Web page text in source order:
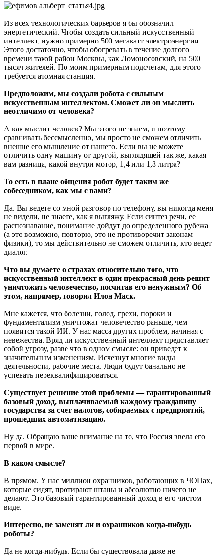
Из всех технологических барьеров я бы обозначил
энергетический. Чтобы создать сильный искусственный
интеллект, нужно примерно 500 мегаватт электроэнергии.
Этого достаточно, чтобы обогревать в течение долгого
времени такой район Москвы, как Ломоносовский, на 500
тысяч жителей. По моим примерным подсчетам, для этого
требуется атомная станция.
Предположим, мы создали робота с сильным
искусственным интеллектом. Сможет ли он мыслить
неотличимо от человека?
А как мыслит человек? Мы этого не знаем, и поэтому
сравнивать бессмысленно, мы просто не сможем отличить
внешне его мышление от нашего. Если вы не можете
отличить одну машину от другой, выглядящей так же, какая
вам разница, какой внутри мотор, 1,4 или 1,8 литра?
То есть в плане общения робот будет таким же
собеседником, как мы с вами?
Да. Вы ведете со мной разговор по телефону, вы никогда меня
не видели, не знаете, как я выгляжу. Если синтез речи, ее
распознавание, понимание дойдут до определенного рубежа
(а это возможно, повторю, это не противоречит законам
физики), то мы действительно не сможем отличить, кто ведет
диалог.
Что вы думаете о страхах относительно того, что
искусственный интеллект в один прекрасный день решит
уничтожить человечество, посчитав его ненужным? Об
этом, например, говорил Илон Маск.
Мне кажется, что болезни, голод, грехи, пороки и
фундаментализм уничтожат человечество раньше, чем
появится такой ИИ. У нас масса других проблем, начиная с
невежества. Вряд ли искусственный интеллект представляет
собой угрозу, разве что в одном смысле: он приведет к
значительным изменениям. Исчезнут многие виды
деятельности, рабочие места. Люди будут банально не
успевать переквалифицироваться.
Существует решение этой проблемы — гарантированный
базовый доход, выплачиваемый каждому гражданину
государства за счет налогов, собираемых с предприятий,
прошедших автоматизацию.
Ну да. Обращаю ваше внимание на то, что Россия ввела его
первой в мире.
В каком смысле?
В прямом. У нас миллион охранников, работающих в ЧОПах,
которые сидят, протирают штаны и абсолютно ничего не
делают. Это базовый гарантированный доход в его чистом
виде.
Интересно, не заменят ли и охранников когда-нибудь
роботы?
Да не когда-нибудь. Если бы существовала даже не